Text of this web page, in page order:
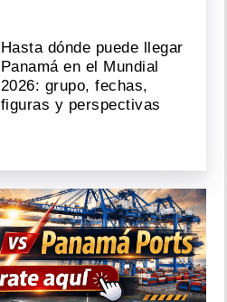
Hasta dónde puede llegar
Panamá en el Mundial
2026: grupo, fechas,
figuras y perspectivas